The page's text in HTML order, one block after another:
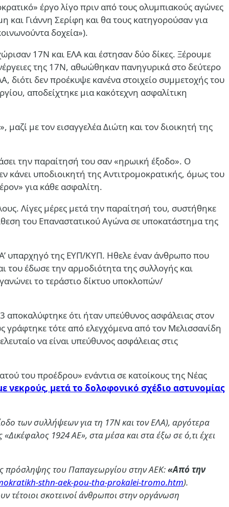
έργο λίγο πριν από τους ολυμπιακούς αγώνες
Γιάννη Σερίφη και θα τους κατηγορούσαν για
δοχεία»).
17Ν και ΕΛΑ και έστησαν δύο δίκες. Ξέρουμε
της 17Ν, αθωώθηκαν πανηγυρικά στο δεύτερο
δεν προέκυψε κανένα στοιχείο συμμετοχής του
αποδείχτηκε μια κακότεχνη ασφαλίτικη
με τον εισαγγελέα Διώτη και τον διοικητή της
την παραίτησή του σαν «ηρωική έξοδο». Ο
κάνει υποδιοικητή της Αντιτρομοκρατικής, όμως του
για κάθε ασφαλίτη.
Λίγες μέρες μετά την παραίτησή του, συστήθηκε
του Επαναστατικού Αγώνα σε υποκατάστημα της
υπαρχηγό της ΕΥΠ/ΚΥΠ. Ηθελε έναν άνθρωπο που
του έδωσε την αρμοδιότητα της συλλογής και
το τεράστιο δίκτυο υποκλοπών/
αποκαλύφτηκε ότι ήταν υπεύθυνος ασφάλειας στον
γράφτηκε τότε από ελεγχόμενα από τον Μελισσανίδη
να είναι υπεύθυνος ασφάλειας στις
του προέδρου» ενάντια σε κατοίκους της Νέας
νεκρούς, μετά το δολοφονικό σχέδιο αστυνομίας
των συλλήψεων για τη 17Ν και τον ΕΛΑ), αργότερα
1924 ΑΕ», στα μέσα και στα έξω σε ό,τι έχει
πρόσληψης του Παπαγεωργίου στην ΑΕΚ:«Από την
sthn-aek-pou-tha-prokalei-tromo.htm).
τέτοιοι σκοτεινοί άνθρωποι στην οργάνωση